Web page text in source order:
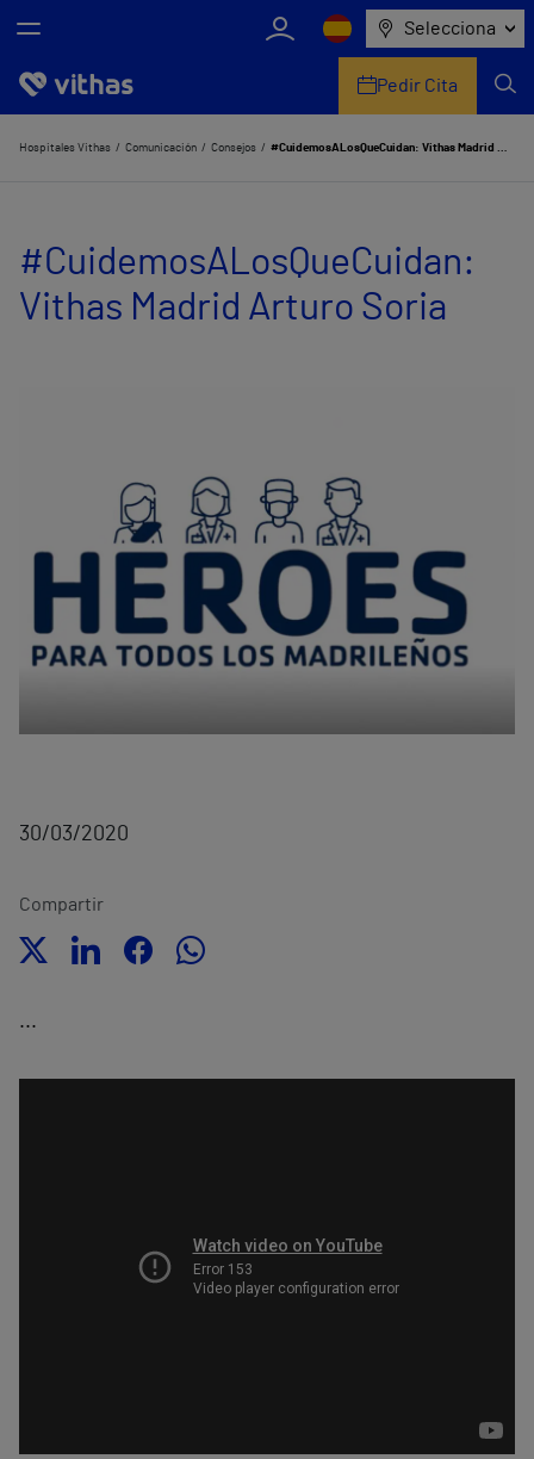
Selecciona
Nosotros
Servicios de salud
Equipo médico y asistencial
Pedir Cita
Hospitales Vithas Comunicación Consejos #CuidemosALosQueCuidan: Vithas Madrid Arturo Soria
#CuidemosALosQueCuidan:
Vithas Madrid Arturo Soria
30/03/2020
Compartir
...